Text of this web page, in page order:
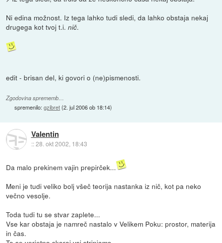
Ni edina možnost. Iz tega lahko tudi sledi, da lahko obstaja nekaj
drugega kot tvoj t.i.nič.
edit - brisan del, ki govori o (ne)pismenosti.
Zgodovina sprememb…
spremenilo:gzibret(2. jul 2006 ob 18:14)
Valentin
::28. okt 2002, 18:43
Da malo prekinem vajin prepirček...
Meni je tudi veliko bolj všeč teorija nastanka iz nič, kot pa neko
večno vesolje.
Toda tudi tu se stvar zaplete...
Vse kar obstaja je namreč nastalo v Velikem Poku: prostor, materija
in čas.